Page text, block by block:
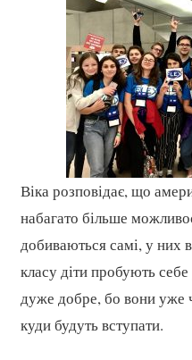
Віка розповідає, що
набагато більше
добиваються самі, у них
класу діти пробують
дуже добре, бо вони уже
куди будуть вступати.